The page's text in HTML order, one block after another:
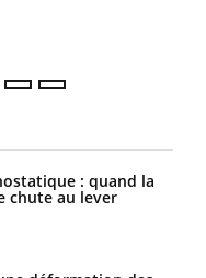
: quand la
chute au lever